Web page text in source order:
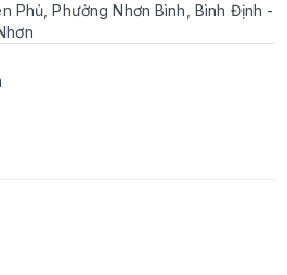
Phủ, Phường Nhơn Bình, Bình Định -